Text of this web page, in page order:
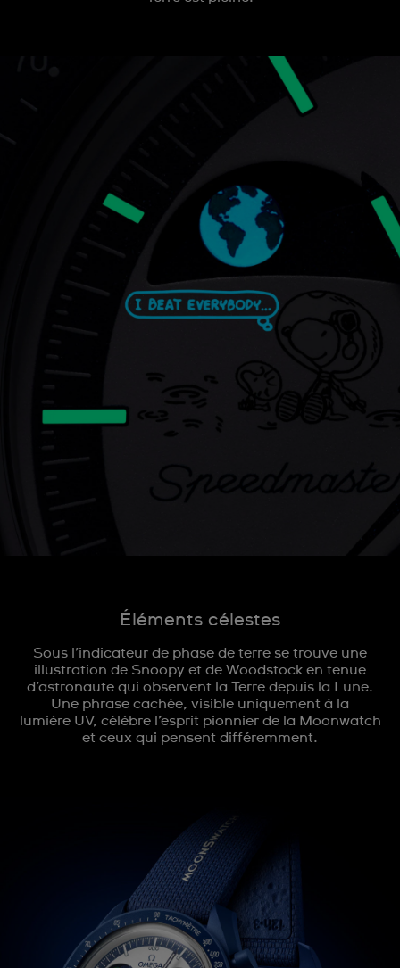
Éléments célestes
Sous l’indicateur de phase de terre se trouve une
illustration de Snoopy et de Woodstock en tenue
d’astronaute qui observent la Terre depuis la Lune.
Une phrase cachée, visible uniquement à la
lumière UV, célèbre l’esprit pionnier de la Moonwatch
et ceux qui pensent différemment.